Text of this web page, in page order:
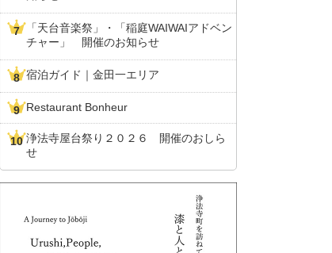
「天台音楽祭」・「稲庭WAIWAIアドベン
チャー」 開催のお知らせ
宿泊ガイド｜金田一エリア
Restaurant Bonheur
浄法寺屋台祭り２０２６ 開催のおしら
せ